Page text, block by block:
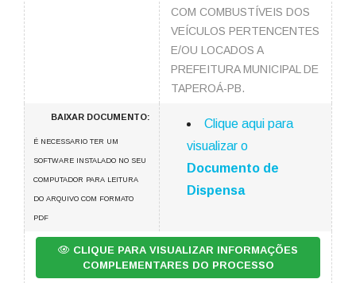
COM COMBUSTÍVEIS DOS
VEÍCULOS PERTENCENTES
E/OU LOCADOS A
PREFEITURA MUNICIPAL DE
TAPEROÁ-PB.
BAIXAR DOCUMENTO:
É NECESSARIO TER UM
SOFTWARE INSTALADO NO SEU
COMPUTADOR PARA LEITURA
DO ARQUIVO COM FORMATO
PDF
Clique aqui para
visualizar o
Documento de
Dispensa
CLIQUE PARA VISUALIZAR INFORMAÇÕES
COMPLEMENTARES DO PROCESSO